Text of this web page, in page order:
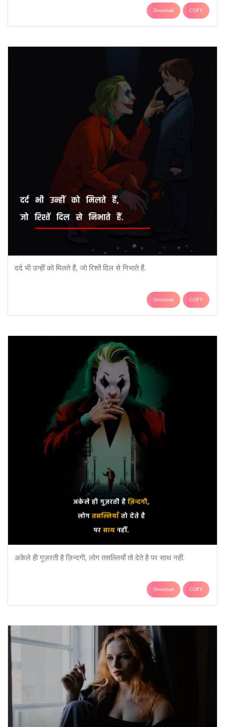
Download COPY
दर्द भी उन्हीं को मिलते हैं, जो रिश्तें दिल से निभाते हैं.
Download COPY
अकेले ही गुज़रती है ज़िन्दगी, लोग तसल्लियाँ तो देते है पर साथ नहीं.
Download COPY